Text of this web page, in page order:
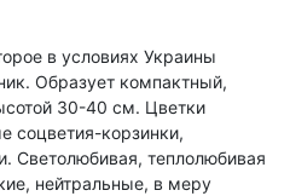
в условиях Украины
Образует компактный,
30-40 см. Цветки
соцветия-корзинки,
Светолюбивая, теплолюбивая
нейтральные, в меру